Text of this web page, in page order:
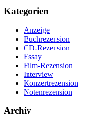
Kategorien
Anzeige
Buchrezension
CD-Rezension
Essay
Film-Rezension
Interview
Konzertrezension
Notenrezension
Archiv